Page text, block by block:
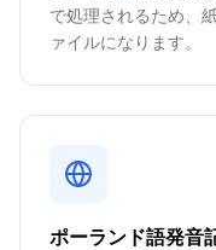
で処理されるため、
ァイルになります。
ポーランド語発音